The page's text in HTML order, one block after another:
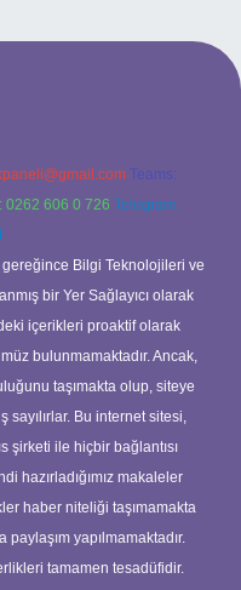
Teams:
0262 606 0 726 Telegram:
gereğince Bilgi Teknolojileri ve
bir Yer Sağlayıcı olarak
içerikleri proaktif olarak
bulunmamaktadır. Ancak,
taşımakta olup, siteye
Bu internet sitesi,
şirketi ile hiçbir bağlantısı
hazırladığımız makaleler
haber niteliği taşımamakta
yapılmamaktadır.
tamamen tesadüfidir.